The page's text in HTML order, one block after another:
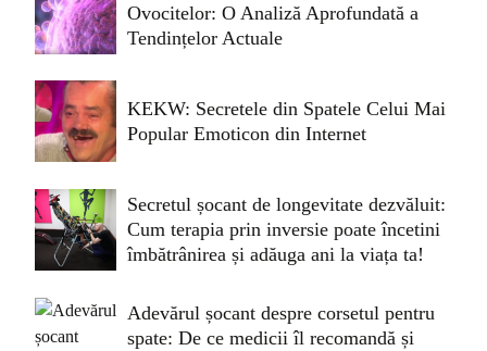
Ovocitelor: O Analiză Aprofundată a
Tendințelor Actuale
KEKW: Secretele din Spatele Celui Mai
Popular Emoticon din Internet
Secretul șocant de longevitate dezvăluit:
Cum terapia prin inversie poate încetini
îmbătrânirea și adăuga ani la viața ta!
Adevărul șocant despre corsetul pentru
spate: De ce medicii îl recomandă și